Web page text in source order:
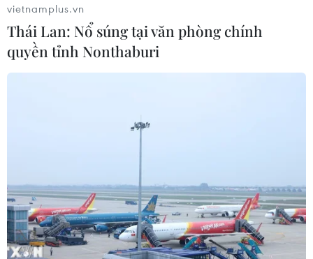
vietnamplus.vn
Thái Lan: Nổ súng tại văn phòng chính
quyền tỉnh Nonthaburi